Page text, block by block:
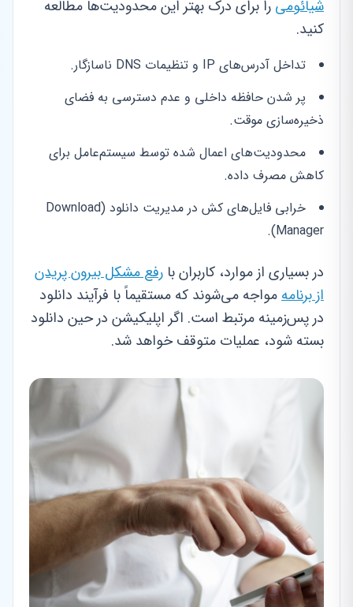
شیائومی را برای درک بهتر این محدودیت‌ها مطالعه
کنید.
تداخل آدرس‌های IP و تنظیمات DNS ناسازگار.
پر شدن حافظه داخلی و عدم دسترسی به فضای
ذخیره‌سازی موقت.
محدودیت‌های اعمال شده توسط سیستم‌عامل برای
کاهش مصرف داده.
خرابی فایل‌های کش در مدیریت دانلود (Download
Manager).
در بسیاری از موارد، کاربران با رفع مشکل بیرون پریدن
از برنامهمواجه می‌شوند که مستقیماً با فرآیند دانلود
در پس‌زمینه مرتبط است. اگر اپلیکیشن در حین دانلود
بسته شود، عملیات متوقف خواهد شد.